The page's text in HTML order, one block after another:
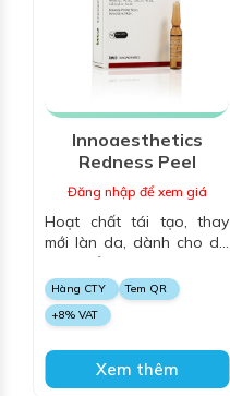
Innoaesthetics
Redness Peel
Đăng nhập để xem giá
Hoạt chất tái tạo, thay
mới làn da, dành cho da
nhạy cảm, da giãn mao
mạch và da mẫn đỏ do
corticoid, da bị trứng cá
đỏ
Hàng CTY
Tem QR
+8% VAT
Xem thêm